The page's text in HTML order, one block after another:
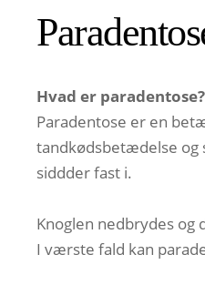
Hvad er paradentose?
Paradentose er en
tandkødsbetædelse og
siddder fast i.
Knoglen nedbrydes
I værste fald kan